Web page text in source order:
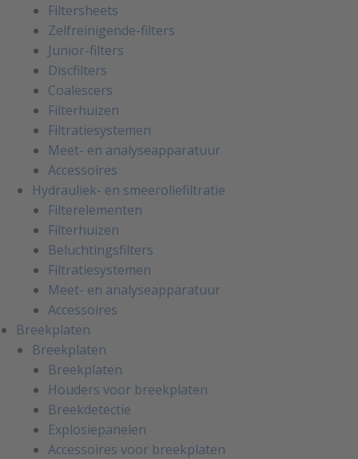
Filtersheets
Zelfreinigende-filters
Junior-filters
Discfilters
Coalescers
Filterhuizen
Filtratiesystemen
Meet- en analyseapparatuur
Accessoires
Hydrauliek- en smeeroliefiltratie
Filterelementen
Filterhuizen
Beluchtingsfilters
Filtratiesystemen
Meet- en analyseapparatuur
Accessoires
Breekplaten
Breekplaten
Breekplaten
Houders voor breekplaten
Breekdetectie
Explosiepanelen
Accessoires voor breekplaten